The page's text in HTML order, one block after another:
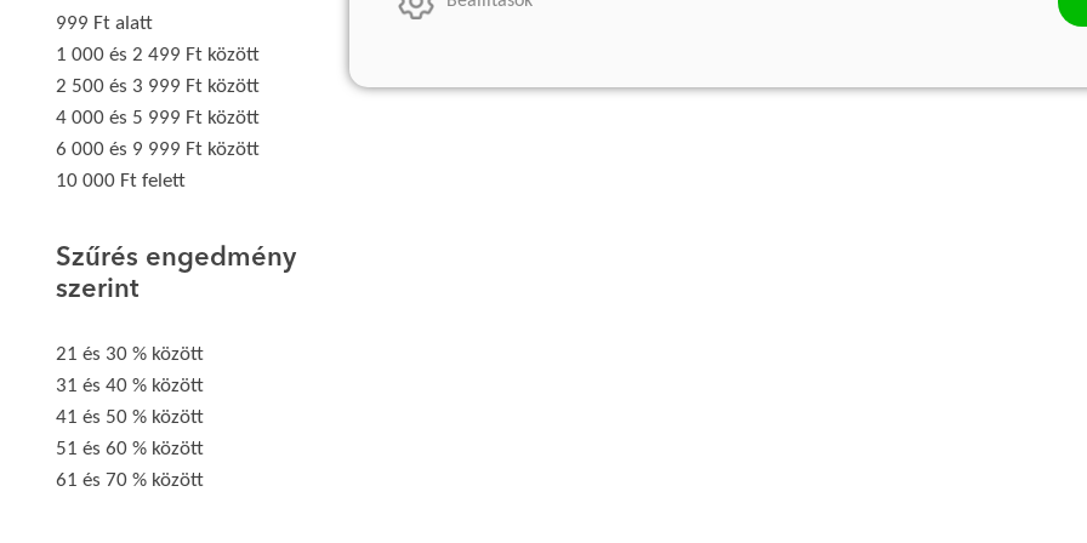
999 Ft alatt
1 000 és 2 499 Ft között
2 500 és 3 999 Ft között
4 000 és 5 999 Ft között
6 000 és 9 999 Ft között
10 000 Ft felett
Szűrés engedmény
szerint
21 és 30 % között
31 és 40 % között
41 és 50 % között
51 és 60 % között
61 és 70 % között